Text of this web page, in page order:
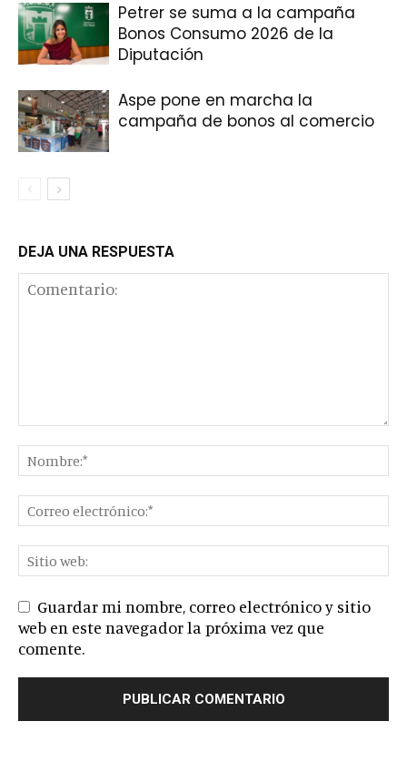
Petrer se suma a la campaña
Bonos Consumo 2026 de la
Diputación
Aspe pone en marcha la
campaña de bonos al comercio
DEJA UNA RESPUESTA
Guardar mi nombre, correo electrónico y sitio
web en este navegador la próxima vez que
comente.